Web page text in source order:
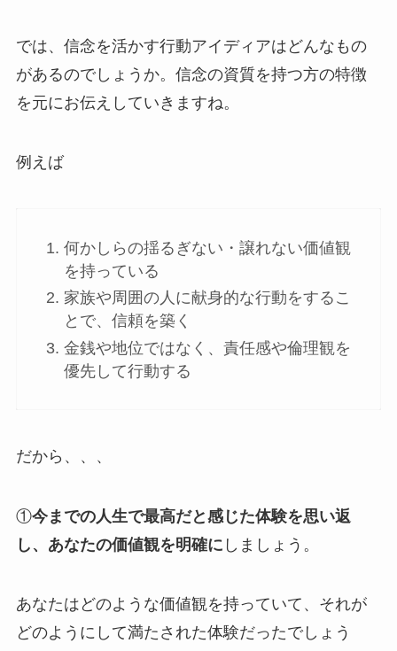
では、信念を活かす行動アイディアはどんなもの
があるのでしょうか。信念の資質を持つ方の特徴
を元にお伝えしていきますね。
例えば
何かしらの揺るぎない・譲れない価値観
を持っている
家族や周囲の人に献身的な行動をするこ
とで、信頼を築く
金銭や地位ではなく、責任感や倫理観を
優先して行動する
だから、、、
①今までの人生で最高だと感じた体験を思い返
し、あなたの価値観を明確に しましょう。
あなたはどのような価値観を持っていて、それが
どのようにして満たされた体験だったでしょう